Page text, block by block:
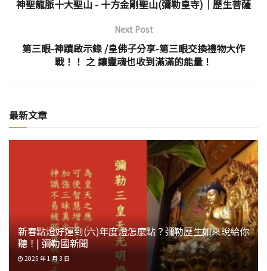
神聖龍脈十大聖山 - 十方金剛聖山(彌勒皇寺)│歷生菩薩
Next Post
第三眼-神蹟啟示錄 /皇佛子分享-第三眼交換禮物大作
戰！！ 之 讓靈魂也收到滿滿的能量！
最新文章
新春點燈好運到(六)年度燈怎麼點？彌勒歷生如來說給你
聽！| 彌勒國新聞
2025 年 1 月 3 日